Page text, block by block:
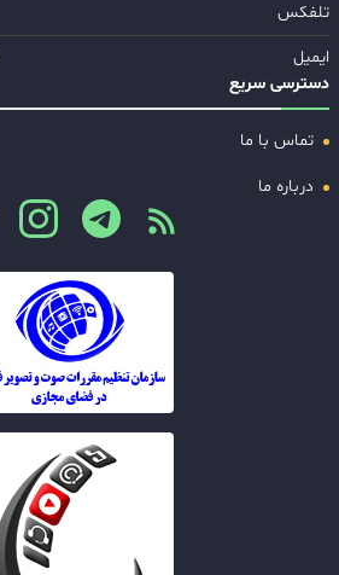
تلفکس
ایمیل
دسترسی سریع
تماس با ما
درباره ما